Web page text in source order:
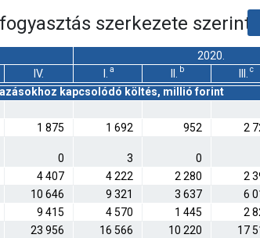
szerkezete
2020.
IV. a b c
kapcsolódó költés, millió forint
1 875 1 692 952
2
0 3
0
4 407 4 222 2 280
2
10 646 9 321 3 637
6
9 415 4 570 1 445
2
23 956 16 566 10 220
17